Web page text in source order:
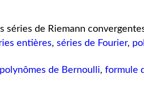
séries de Riemann
entières,séries de Fourier,
polynômes de Bernoulli,formule